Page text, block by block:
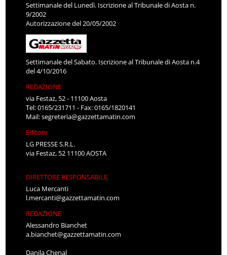
Settimanale del Lunedì. Iscrizione al Tribunale di Aosta n.
9/2002
Autorizzazione del 20/05/2002
Settimanale del Sabato. Iscrizione al Tribunale di Aosta n.4
del 4/10/2016
REDAZIONE
via Festaz, 52 - 11100 Aosta
Tel: 0165/231711 - Fax: 0165/1820141
Mail:segreteria@gazzettamatin.com
Editore
LG PRESSE S.R.L.
via Festaz, 52 11100 AOSTA
DIRETTORE RESPONSABILE
Luca Mercanti
l.mercanti@gazzettamatin.com
REDAZIONE
Alessandro Bianchet
a.bianchet@gazzettamatin.com
Danila Chenal